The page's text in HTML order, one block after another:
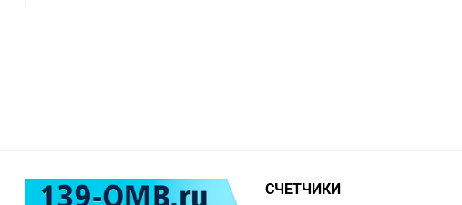
СЧЕТЧИКИ